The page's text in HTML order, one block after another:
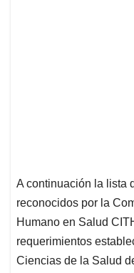
A continuación la lista
reconocidos por la
Humano en Salud
requerimientos
Ciencias de la Salud